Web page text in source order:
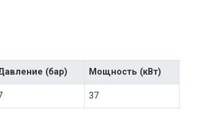
(бар) Мощность (кВт)
37